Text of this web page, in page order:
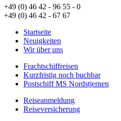
+49 (0) 46 42 - 96 55 - 0
+49 (0) 46 42 - 67 67
Startseite
Neuigkeiten
Wir über uns
Frachtschiffreisen
Kurzfristig noch buchbar
Postschiff MS Nordstjernen
Reiseanmeldung
Reiseversicherung